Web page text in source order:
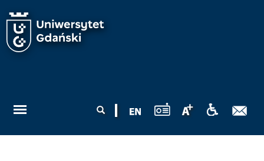
wyszukiwania